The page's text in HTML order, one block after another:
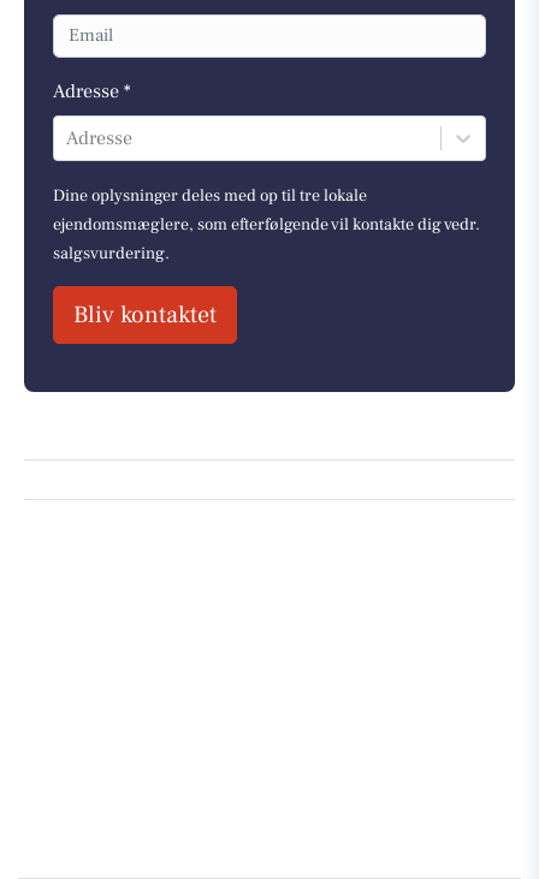
Adresse *
Adresse
Dine oplysninger deles med op til tre lokale
ejendomsmæglere, som efterfølgende vil kontakte dig vedr.
salgsvurdering.
Bliv kontaktet